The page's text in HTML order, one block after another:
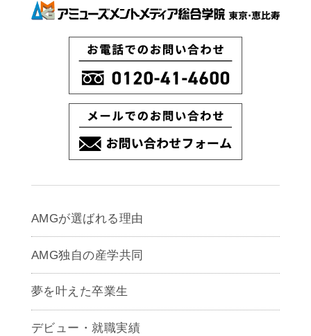
AMGが選ばれる理由
AMG独自の産学共同
夢を叶えた卒業生
デビュー・就職実績